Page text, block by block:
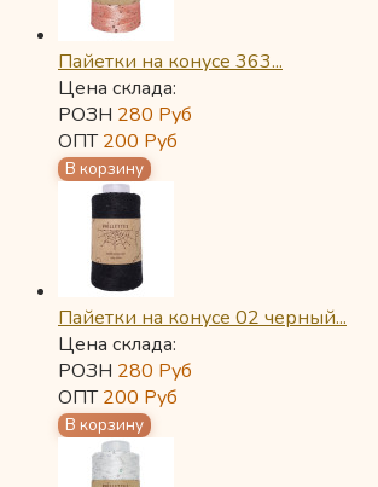
Пайетки на конусе 363...
Цена склада:
РОЗН 280 Руб
ОПТ200 Руб
Пайетки на конусе 02 черный...
Цена склада:
РОЗН 280 Руб
ОПТ200 Руб